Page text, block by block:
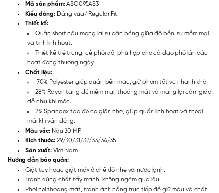
Mã sản phẩm: ASO095AS3
Kiểu dáng: Dáng vừa/ Regular Fit
Thiết kế:
Quần short nâu mang lại sự cân bằng giữa độ bền, sự mềm mại
và tính linh hoạt.
Thiết kế trẻ trung, dễ phối đồ, phù hợp cho cả dạo phố lẫn các
hoạt động thường ngày.
Chất liệu:
70% Polyester giúp quần bền màu, giữ phom tốt và nhanh khô.
28% Rayon tăng độ mềm mại, thoáng mát và mang lại cảm giác
dễ chịu khi mặc.
2% Spandex tạo độ co giãn nhẹ, giúp quần linh hoạt và thoải
mái khi vận động.
Màu sắc: Nâu 20 MF
Kích thước: 29/30/31/32/33/34/35
Sản xuất: Việt Nam
Hướng dẫn bảo quản:
Giặt tay hoặc giặt máy ở chế độ nhẹ với nước lạnh.
Tránh dùng chất tẩy mạnh, không ngâm quá lâu.
Phơi nơi thoáng mát, tránh ánh nắng trực tiếp để giữ màu và chất